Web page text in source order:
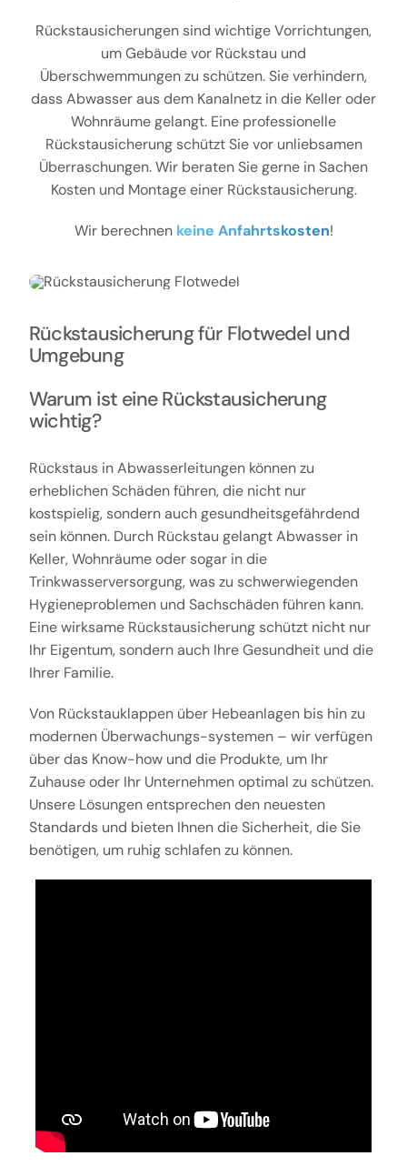
Rückstausicherungen sind wichtige Vorrichtungen,
um Gebäude vor Rückstau und
Überschwemmungen zu schützen. Sie verhindern,
dass Abwasser aus dem Kanalnetz in die Keller oder
Wohnräume gelangt. Eine professionelle
Rückstausicherung schützt Sie vor unliebsamen
Überraschungen. Wir beraten Sie gerne in Sachen
Kosten und Montage einer Rückstausicherung.
Wir berechnen keine Anfahrtskosten!
Rückstausicherung für Flotwedel und
Umgebung
Warum ist eine Rückstausicherung
wichtig?
Rückstaus in Abwasserleitungen können zu
erheblichen Schäden führen, die nicht nur
kostspielig, sondern auch gesundheitsgefährdend
sein können. Durch Rückstau gelangt Abwasser in
Keller, Wohnräume oder sogar in die
Trinkwasserversorgung, was zu schwerwiegenden
Hygieneproblemen und Sachschäden führen kann.
Eine wirksame Rückstausicherung schützt nicht nur
Ihr Eigentum, sondern auch Ihre Gesundheit und die
Ihrer Familie.
Von Rückstauklappen über Hebeanlagen bis hin zu
modernen Überwachungs-systemen – wir verfügen
über das Know-how und die Produkte, um Ihr
Zuhause oder Ihr Unternehmen optimal zu schützen.
Unsere Lösungen entsprechen den neuesten
Standards und bieten Ihnen die Sicherheit, die Sie
benötigen, um ruhig schlafen zu können.